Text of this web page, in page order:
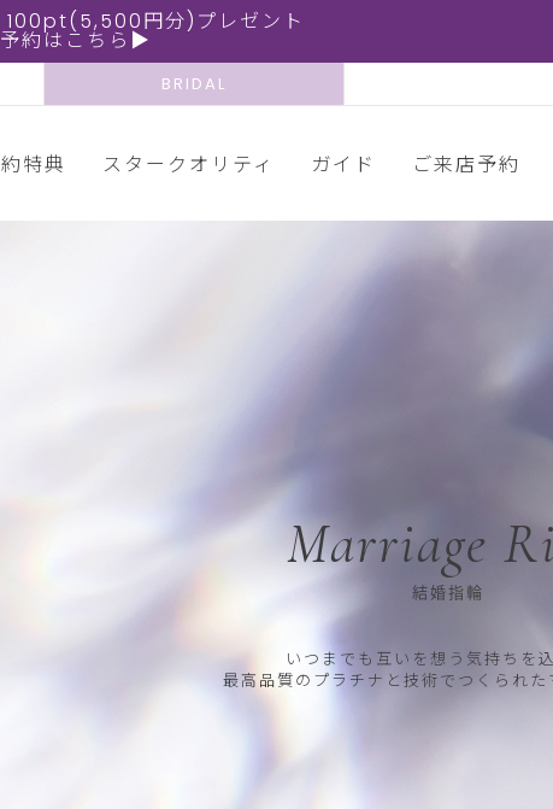
100pt(5,500円分)プレゼント
約はこちら▶
BRIDAL
特典 スタークオリティ ガイド ご来店予約
Marriage
結婚指輪
いつまでも互いを想う気持ちを込
最高品質のプラチナと技術でつくられた